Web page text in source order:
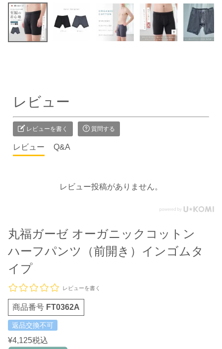
レビュー
レビューを書く 質問する
レビュー Q&A
レビュー投稿がありません。
丸福ガーゼ オーガニックコットン
ハーフパンツ（前開き）インゴムタ
イプ
レビューを書く
商品番号 FT0362A
返品交換不可
¥4,125税込